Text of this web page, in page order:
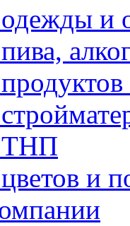
и
ТНП
и